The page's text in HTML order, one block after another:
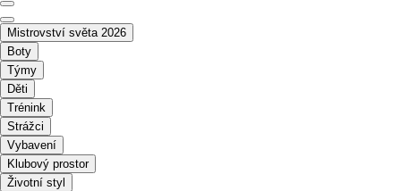
Mistrovství světa 2026
Boty
Týmy
Děti
Trénink
Strážci
Vybavení
Klubový prostor
Životní styl